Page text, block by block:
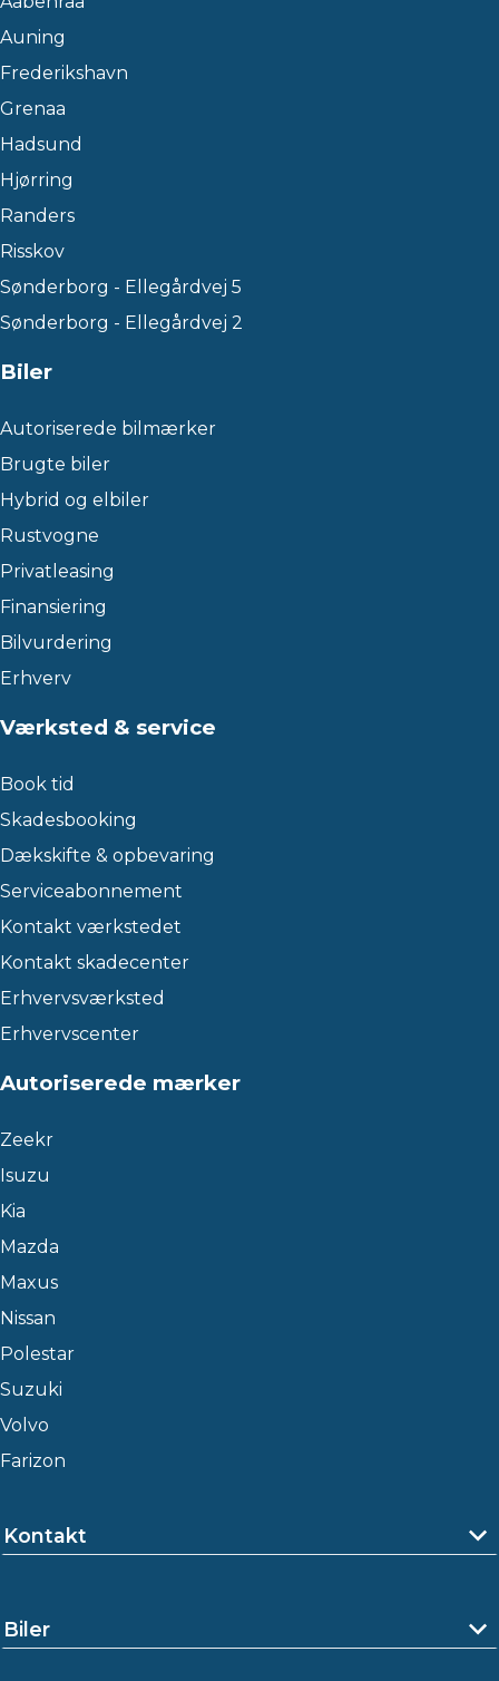
Auning
Frederikshavn
Grenaa
Hadsund
Hjørring
Randers
Risskov
Sønderborg - Ellegårdvej 5
Sønderborg - Ellegårdvej 2
Biler
Autoriserede bilmærker
Brugte biler
Hybrid og elbiler
Rustvogne
Privatleasing
Finansiering
Bilvurdering
Erhverv
Værksted & service
Book tid
Skadesbooking
Dækskifte & opbevaring
Serviceabonnement
Kontakt værkstedet
Kontakt skadecenter
Erhvervsværksted
Erhvervscenter
Autoriserede mærker
Zeekr
Isuzu
Kia
Mazda
Maxus
Nissan
Polestar
Suzuki
Volvo
Farizon
Kontakt
Biler